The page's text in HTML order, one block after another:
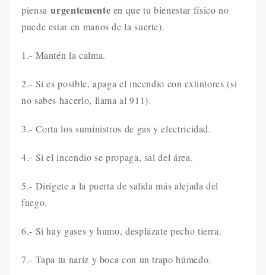
piensaurgentemente en que tu bienestar físico no
puede estar en manos de la suerte).
1.- Mantén la calma.
2.- Si es posible, apaga el incendio con extintores (si
no sabes hacerlo, llama al 911).
3.- Corta los suministros de gas y electricidad.
4.- Si el incendio se propaga, sal del área.
5.- Dirígete a la puerta de salida más alejada del
fuego.
6.- Si hay gases y humo, desplázate pecho tierra.
7.- Tapa tu nariz y boca con un trapo húmedo.